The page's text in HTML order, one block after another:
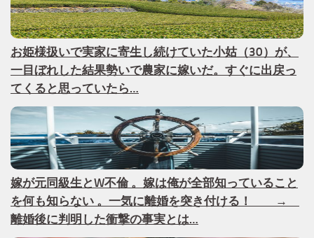
お姫様扱いで実家に寄生し続けていた小姑（30）が、
一目ぼれした結果勢いで農家に嫁いだ。すぐに出戻っ
てくると思っていたら…
嫁が元同級生とW不倫 。嫁は俺が全部知っていること
を何も知らない 。一気に離婚を突き付ける！ →
離婚後に判明した衝撃の事実とは…